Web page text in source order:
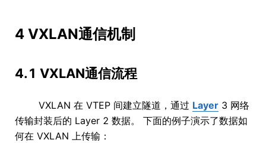
4 VXLAN通信机制
4.1 VXLAN通信流程
VXLAN 在 VTEP 间建立隧道，通过 Layer 3 网络
传输封装后的 Layer 2 数据。 下面的例子演示了数据如
何在 VXLAN 上传输：